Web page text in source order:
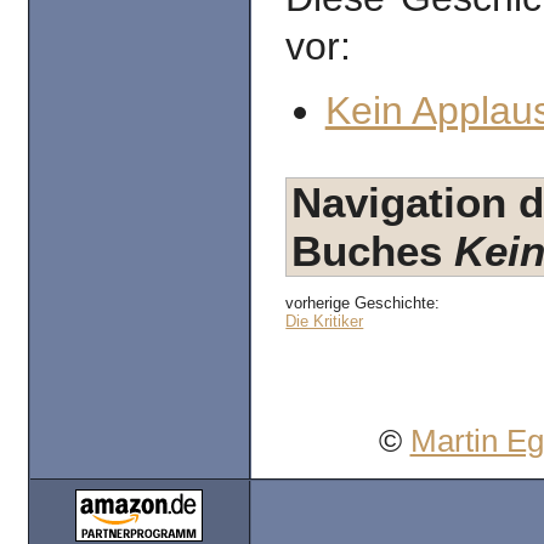
vor:
Kein
Navigation
Buches
vorherige Geschichte:
Die Kritiker
© Martin